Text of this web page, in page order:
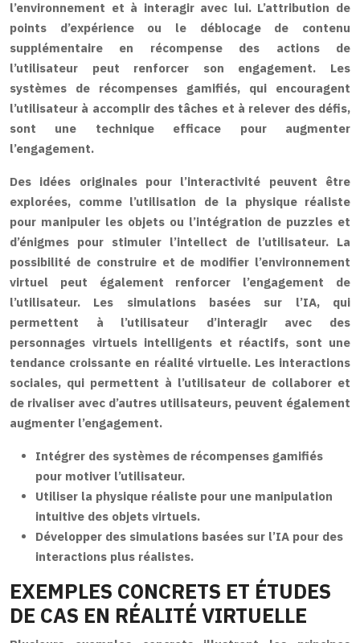
l’environnement et à interagir avec lui. L’attribution de
points d’expérience ou le déblocage de contenu
supplémentaire en récompense des actions de
l’utilisateur peut renforcer son engagement. Les
systèmes de récompenses gamifiés, qui encouragent
l’utilisateur à accomplir des tâches et à relever des défis,
sont une technique efficace pour augmenter
l’engagement.
Des idées originales pour l’interactivité peuvent être
explorées, comme l’utilisation de la physique réaliste
pour manipuler les objets ou l’intégration de puzzles et
d’énigmes pour stimuler l’intellect de l’utilisateur. La
possibilité de construire et de modifier l’environnement
virtuel peut également renforcer l’engagement de
l’utilisateur. Les simulations basées sur l’IA, qui
permettent à l’utilisateur d’interagir avec des
personnages virtuels intelligents et réactifs, sont une
tendance croissante en réalité virtuelle. Les interactions
sociales, qui permettent à l’utilisateur de collaborer et
de rivaliser avec d’autres utilisateurs, peuvent également
augmenter l’engagement.
Intégrer des systèmes de récompenses gamifiés
pour motiver l’utilisateur.
Utiliser la physique réaliste pour une manipulation
intuitive des objets virtuels.
Développer des simulations basées sur l’IA pour des
interactions plus réalistes.
EXEMPLES CONCRETS ET ÉTUDES
DE CAS EN RÉALITÉ VIRTUELLE